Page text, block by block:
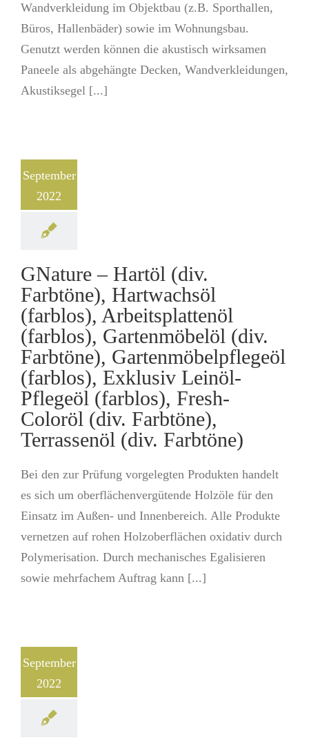
Wandverkleidung im Objektbau (z.B. Sporthallen,
Büros, Hallenbäder) sowie im Wohnungsbau.
Genutzt werden können die akustisch wirksamen
Paneele als abgehängte Decken, Wandverkleidungen,
Akustiksegel [...]
September
2022
GNature – Hartöl (div.
Farbtöne), Hartwachsöl
(farblos), Arbeitsplattenöl
(farblos), Gartenmöbelöl (div.
Farbtöne), Gartenmöbelpflegeöl
(farblos), Exklusiv Leinöl-
Pflegeöl (farblos), Fresh-
Coloröl (div. Farbtöne),
Terrassenöl (div. Farbtöne)
Bei den zur Prüfung vorgelegten Produkten handelt
es sich um oberflächenvergütende Holzöle für den
Einsatz im Außen- und Innenbereich. Alle Produkte
vernetzen auf rohen Holzoberflächen oxidativ durch
Polymerisation. Durch mechanisches Egalisieren
sowie mehrfachem Auftrag kann [...]
September
2022